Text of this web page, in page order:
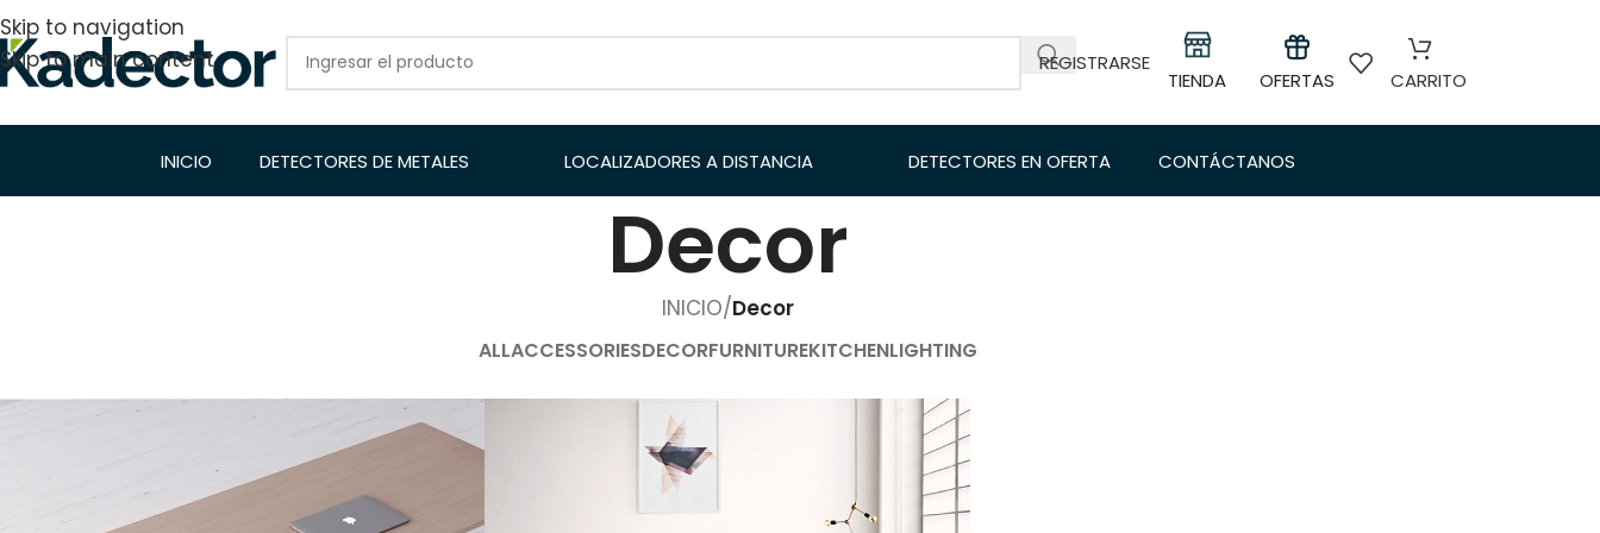
Skip to navigation
Skip to main content
REGISTRARSE
TIENDA OFERTAS CARRITO
INICIO DETECTORES DE METALES LOCALIZADORES A DISTANCIA DETECTORES EN OFERTA CONTÁCTANOS
Decor
INICIO/Decor
ALLACCESSORIESDECORFURNITUREKITCHENLIGHTING